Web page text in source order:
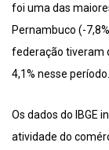
foi uma das
Pernambuco (-
federação tiveram
4,1% nesse período.
Os dados do IBGE
atividade do